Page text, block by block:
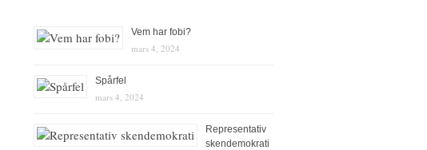
Vem har fobi?
mars 4, 2024
Spårfel
mars 4, 2024
Representativ
skendemokrati